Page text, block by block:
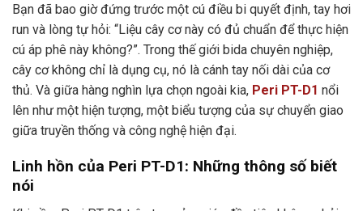
Bạn đã bao giờ đứng trước một cú điều bi quyết định, tay hơi
run và lòng tự hỏi: “Liệu cây cơ này có đủ chuẩn để thực hiện
cú áp phê này không?”. Trong thế giới bida chuyên nghiệp,
cây cơ không chỉ là dụng cụ, nó là cánh tay nối dài của cơ
thủ. Và giữa hàng nghìn lựa chọn ngoài kia, Peri PT-D1 nổi
lên như một hiện tượng, một biểu tượng của sự chuyển giao
giữa truyền thống và công nghệ hiện đại.
Linh hồn của Peri PT-D1: Những thông số biết
nói